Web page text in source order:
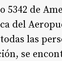
5342 de
del
las
se